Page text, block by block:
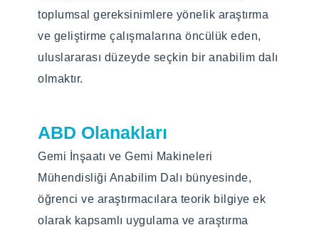
toplumsal gereksinimlere yönelik araştırma
ve geliştirme çalışmalarına öncülük eden,
uluslararası düzeyde seçkin bir anabilim dalı
olmaktır.
ABD Olanakları
Gemi İnşaatı ve Gemi Makineleri
Mühendisliği Anabilim Dalı bünyesinde,
öğrenci ve araştırmacılara teorik bilgiye ek
olarak kapsamlı uygulama ve araştırma
Program Müfredatı ve
Dersleri
Gemi İnş. ve Gemi Mak. Mühendisliği ABD
Tezli Yüksek Lisans programı ders müfredatı
Kabul Edilen Programlar
Başvuru Koşulları
Program Müfredatı ve
Dersleri
Gemi İnş. ve Gemi Mak. Mühendisliği ABD